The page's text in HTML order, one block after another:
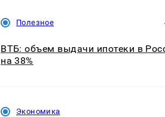
Полезное
ВТБ: объем выдачи ипотеки в
на 38%
Экономика